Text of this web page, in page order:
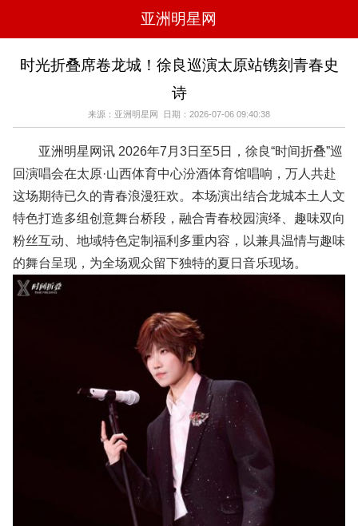
亚洲明星网
电影 电视 综艺
音乐
时尚
八卦 华人男明星
华人女明星
欧美男明星 泰国女明星
时光折叠席卷龙城！徐良巡演太原站镌刻青春史
诗
来源：亚洲明星网 日期：2026-07-06 09:40:38
亚洲明星网讯 2026年7月3日至5日，徐良“时间折叠”巡
回演唱会在太原·山西体育中心汾酒体育馆唱响，万人共赴
这场期待已久的青春浪漫狂欢。本场演出结合龙城本土人文
特色打造多组创意舞台桥段，融合青春校园演绎、趣味双向
粉丝互动、地域特色定制福利多重内容，以兼具温情与趣味
的舞台呈现，为全场观众留下独特的夏日音乐现场。